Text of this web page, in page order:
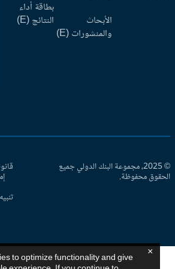
الأبحاث
والمنشورات (E)
بطاقة أداء
النتائج (E)
© 2025، مجموعة البنك الدولي جميع
محفوظة.
قانوني
تنبيه
to optimize functionality and give